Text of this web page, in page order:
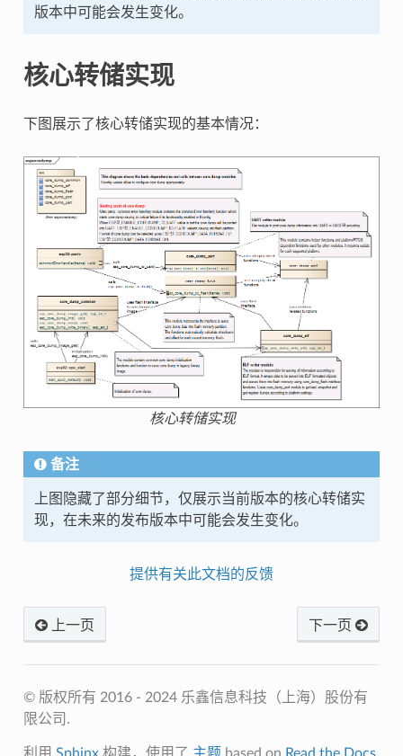
版本中可能会发生变化。
核心转储实现
下图展示了核心转储实现的基本情况：
核心转储实现
备注
上图隐藏了部分细节，仅展示当前版本的核心转储实
现，在未来的发布版本中可能会发生变化。
提供有关此文档的反馈
上一页 下一页
© 版权所有 2016 - 2024 乐鑫信息科技（上海）股份有
限公司.
利用 Sphinx构建，使用了 主题 based on Read the Docs